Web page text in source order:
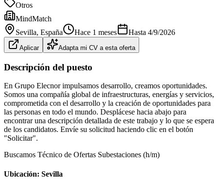
Otros
MindMatch
Sevilla, España Hace 1 meses Hasta 4/9/2026
Aplicar Adapta mi CV a esta oferta
Descripción del puesto
En Grupo Elecnor impulsamos desarrollo, creamos oportunidades.
Somos una compañía global de infraestructuras, energías y servicios,
comprometida con el desarrollo y la creación de oportunidades para
las personas en todo el mundo. Desplácese hacia abajo para
encontrar una descripción detallada de este trabajo y lo que se espera
de los candidatos. Envíe su solicitud haciendo clic en el botón
"Solicitar".
Buscamos Técnico de Ofertas Subestaciones (h/m)
Ubicación: Sevilla